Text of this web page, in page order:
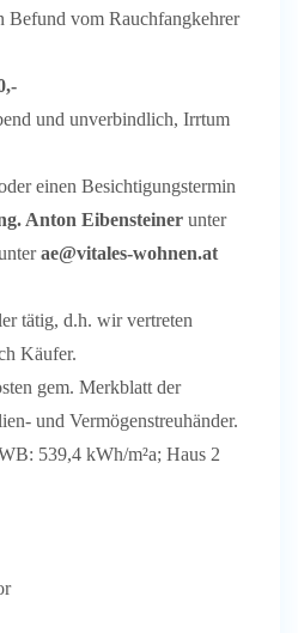
Befund vom Rauchfangkehrer
und unverbindlich, Irrtum
einen Besichtigungstermin
Anton Eibensteiner unter
ae@vitales-wohnen.at
tätig, d.h. wir vertreten
Käufer.
gem. Merkblatt der
und Vermögenstreuhänder.
539,4 kWh/m²a; Haus 2